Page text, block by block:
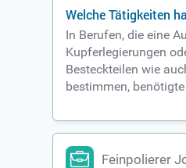
Welche Tätigkeiten
In Berufen, die eine
Kupferlegierungen
Besteckteilen wie
bestimmen,
Feinpolierer